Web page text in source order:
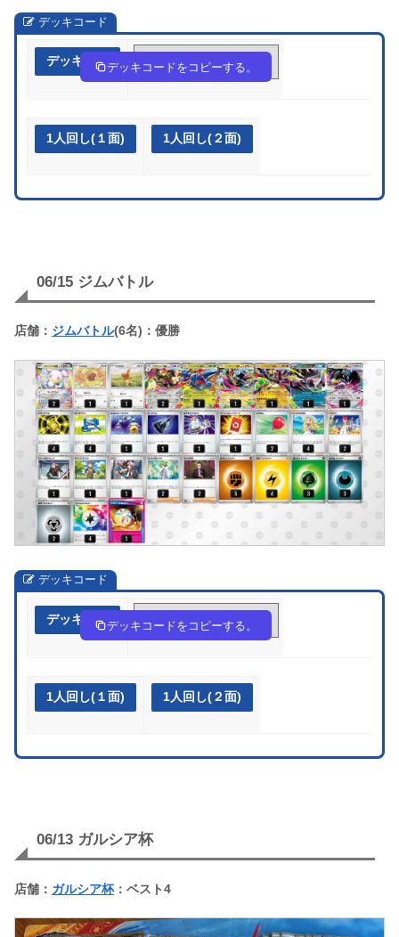
デッキコード
デッキ作成 vbFkdk-nQgj0x-dfkVFV
デッキコードをコピーする。
1人回し(１面) 1人回し(２面)
06/15 ジムバトル
店舗： ジムバトル(6名)：優勝
デッキコード
デッキ作成 cccxGG-l1iecz-JD8c4Y
デッキコードをコピーする。
1人回し(１面) 1人回し(２面)
06/13 ガルシア杯
店舗： ガルシア杯：ベスト4